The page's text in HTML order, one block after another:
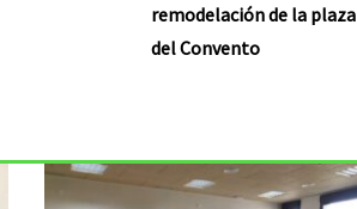
remodelación de la plaza
del Convento